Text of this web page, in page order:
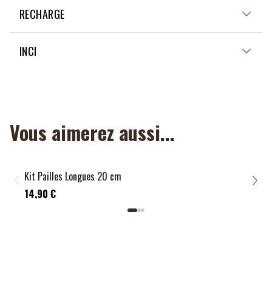
Lavable à 30 degrés
RECHARGE
NON APPLICABLE
INCI
Vous aimerez aussi...
Kit Pailles Longues 20 cm
14,90 €
Kit